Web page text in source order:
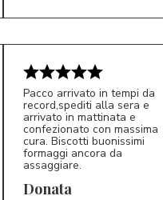
D*
Pacco arrivato in tempi da
record,spediti alla sera e
arrivato in mattinata e
confezionato con massima
cura. Biscotti buonissimi
formaggi ancora da
assaggiare.
Donata